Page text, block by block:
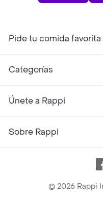
Pide tu comida
Categorías
Únete a Rappi
Sobre Rappi
© 2026 Rappi